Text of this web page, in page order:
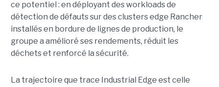
ce potentiel : en déployant des workloads de
détection de défauts sur des clusters edge Rancher
installés en bordure de lignes de production, le
groupe a amélioré ses rendements, réduit les
déchets et renforcé la sécurité.
La trajectoire que trace Industrial Edge est celle